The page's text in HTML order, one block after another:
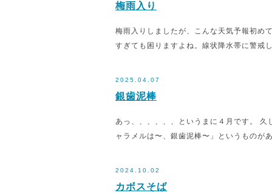
梅雨入り
梅雨入りしましたが、こんな天気予報初め
すぎても困りますよね。線状降水帯に警戒
2025.04.07
銀歯泥棒
あっ、、、、、、というまに４月です。
ャラメルは〜、銀歯泥棒〜」というもの
2024.10.02
カボスそば